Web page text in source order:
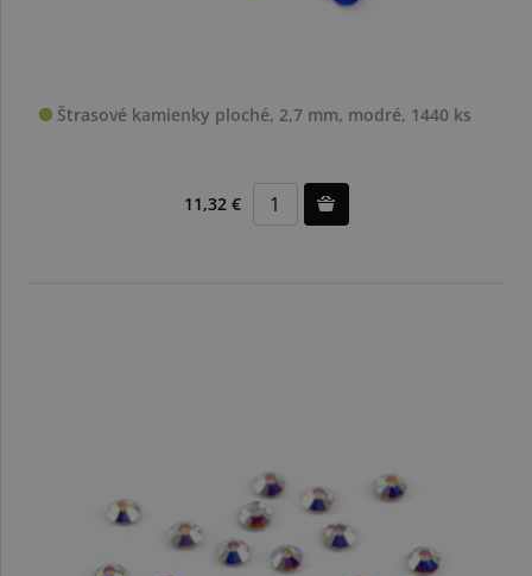
Štrasové kamienky ploché, 2,7 mm, modré, 1440 ks
11,32 €